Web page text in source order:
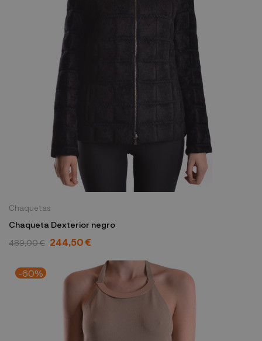
Chaquetas
Chaqueta Dexterior negro
489,00 € 244,50 €
-60%